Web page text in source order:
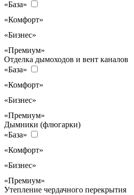
«База»
«Комфорт»
«Бизнес»
«Премиум»
Отделка дымоходов и вент каналов
«База»
«Комфорт»
«Бизнес»
«Премиум»
Дымники (флюгарки)
«База»
«Комфорт»
«Бизнес»
«Премиум»
Утепление чердачного перекрытия